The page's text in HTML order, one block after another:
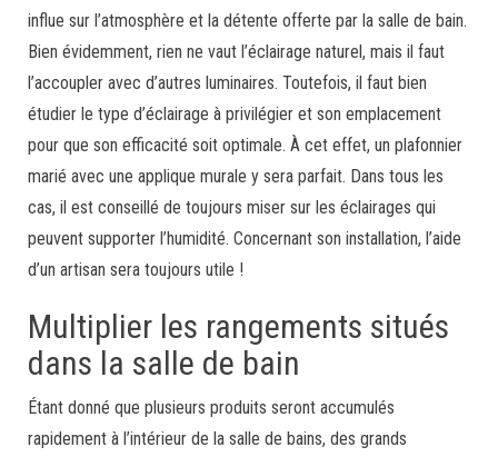
influe sur l’atmosphère et la détente offerte par la salle de bain.
Bien évidemment, rien ne vaut l’éclairage naturel, mais il faut
l’accoupler avec d’autres luminaires. Toutefois, il faut bien
étudier le type d’éclairage à privilégier et son emplacement
pour que son efficacité soit optimale. À cet effet, un plafonnier
marié avec une applique murale y sera parfait. Dans tous les
cas, il est conseillé de toujours miser sur les éclairages qui
peuvent supporter l’humidité. Concernant son installation, l’aide
d’un artisan sera toujours utile !
Multiplier les rangements situés
dans la salle de bain
Étant donné que plusieurs produits seront accumulés
rapidement à l’intérieur de la salle de bains, des grands